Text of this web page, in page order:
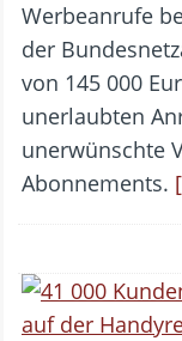
Werbeanrufe
der
von 145 000
unerlaubten
unerwünschte
Abonnements.